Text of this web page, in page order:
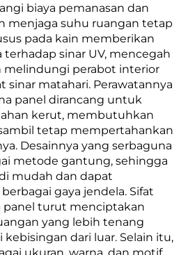
biaya pemanasan dan
menjaga suhu ruangan tetap
pada kain memberikan
terhadap sinar UV, mencegah
melindungi perabot interior
sinar matahari. Perawatannya
panel dirancang untuk
kerut, membutuhkan
tetap mempertahankan
Desainnya yang serbaguna
metode gantung, sehingga
mudah dan dapat
gaya jendela. Sifat
panel turut menciptakan
yang lebih tenang
dari luar. Selain itu,